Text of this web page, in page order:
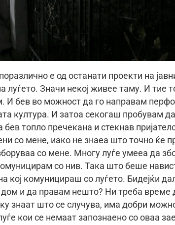
е од останати проекти на
луѓето. Значи некој живее таму. И тие
И бев во можност да го направам
култура. И затоа секогаш пробувам
топло пречекана и стекнав
со мене, иако не знаеа што точно ќе
со мене. Многу луѓе умееа да
со нив. Така што беше
кој комуницираш со луѓето. Бидејќи
дом и да правам нешто? Ни треба време
знаат што се случува, има добри
кои се немаат запознаено со оваа